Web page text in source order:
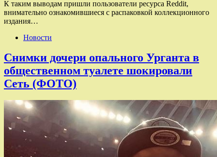
К таким выводам пришли пользователи ресурса Reddit,
внимательно ознакомившиеся с распаковкой коллекционного
издания…
Новости
Снимки дочери опального Урганта в
общественном туалете шокировали
Сеть (ФОТО)